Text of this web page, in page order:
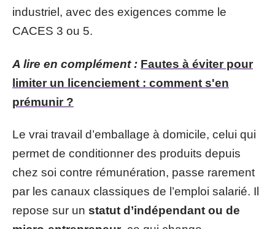
industriel, avec des exigences comme le
CACES 3 ou 5.
A lire en complément : Fautes à éviter pour
limiter un licenciement : comment s'en
prémunir ?
Le vrai travail d’emballage à domicile, celui qui
permet de conditionner des produits depuis
chez soi contre rémunération, passe rarement
par les canaux classiques de l’emploi salarié. Il
repose sur un statut d’indépendant ou de